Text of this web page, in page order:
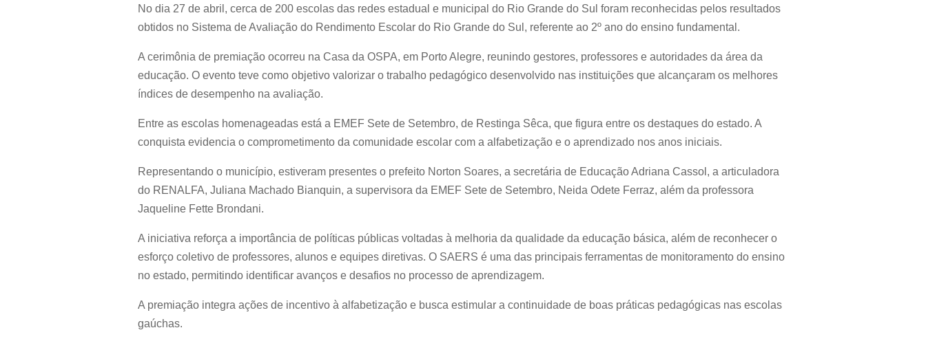
No dia 27 de abril, cerca de 200 escolas das redes estadual e municipal do Rio Grande do Sul foram reconhecidas pelos resultados
obtidos no Sistema de Avaliação do Rendimento Escolar do Rio Grande do Sul, referente ao 2º ano do ensino fundamental.
A cerimônia de premiação ocorreu na Casa da OSPA, em Porto Alegre, reunindo gestores, professores e autoridades da área da
educação. O evento teve como objetivo valorizar o trabalho pedagógico desenvolvido nas instituições que alcançaram os melhores
índices de desempenho na avaliação.
Entre as escolas homenageadas está a EMEF Sete de Setembro, de Restinga Sêca, que figura entre os destaques do estado. A
conquista evidencia o comprometimento da comunidade escolar com a alfabetização e o aprendizado nos anos iniciais.
Representando o município, estiveram presentes o prefeito Norton Soares, a secretária de Educação Adriana Cassol, a articuladora
do RENALFA, Juliana Machado Bianquin, a supervisora da EMEF Sete de Setembro, Neida Odete Ferraz, além da professora
Jaqueline Fette Brondani.
A iniciativa reforça a importância de políticas públicas voltadas à melhoria da qualidade da educação básica, além de reconhecer o
esforço coletivo de professores, alunos e equipes diretivas. O SAERS é uma das principais ferramentas de monitoramento do ensino
no estado, permitindo identificar avanços e desafios no processo de aprendizagem.
A premiação integra ações de incentivo à alfabetização e busca estimular a continuidade de boas práticas pedagógicas nas escolas
gaúchas.